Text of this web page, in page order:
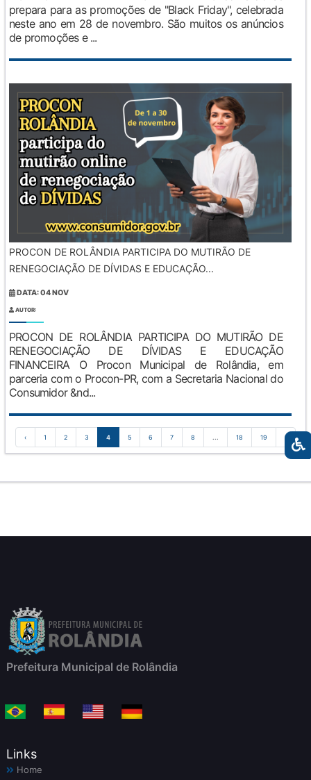
prepara para as promoções de "Black Friday", celebrada
neste ano em 28 de novembro. São muitos os anúncios
de promoções e ...
PROCON DE ROLÂNDIA PARTICIPA DO MUTIRÃO DE
RENEGOCIAÇÃO DE DÍVIDAS E EDUCAÇÃO...
DATA: 04 NOV
AUTOR:
PROCON DE ROLÂNDIA PARTICIPA DO MUTIRÃO DE
RENEGOCIAÇÃO DE DÍVIDAS E EDUCAÇÃO
FINANCEIRA O Procon Municipal de Rolândia, em
parceria com o Procon-PR, com a Secretaria Nacional do
Consumidor &nd...
‹ 1 2 3 4 5 6 7 8 ... 18 19 ›
Prefeitura Municipal de Rolândia
Links
Home